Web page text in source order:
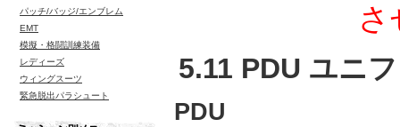
さ
5.11 PDU ユニ
PDU
パッチ/バッジ/エンブレム
EMT
模擬・格闘訓練装備
レディーズ
ウィングスーツ
緊急脱出パラシュート